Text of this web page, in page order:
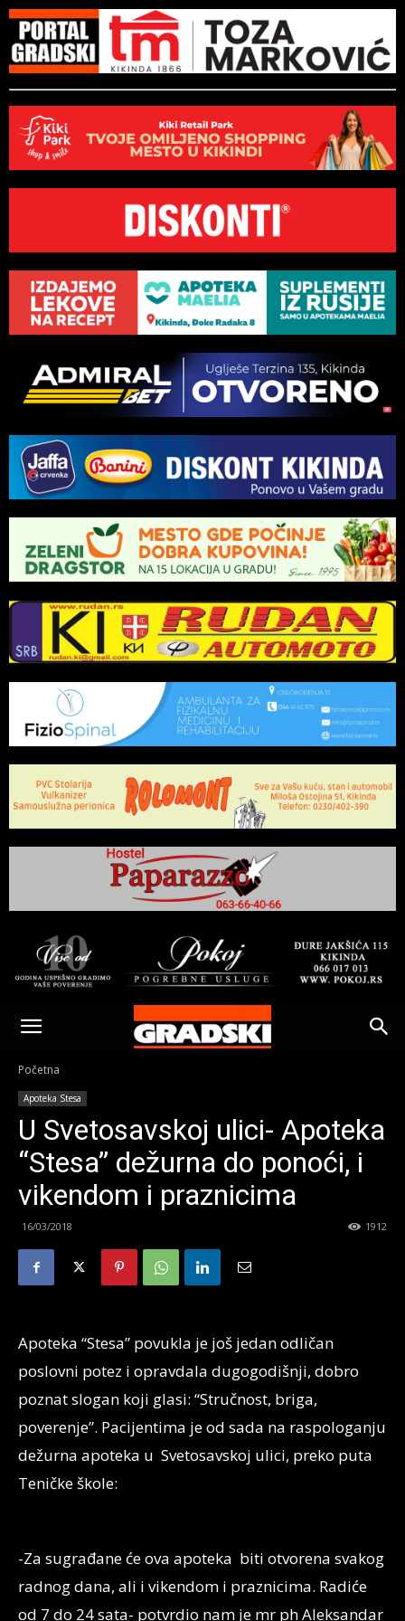
Gradski
Online
Kikinda
Početna
Apoteka Stesa
U Svetosavskoj ulici- Apoteka
“Stesa” dežurna do ponoći, i
vikendom i praznicima
16/03/2018 1912
Apoteka “Stesa” povukla je još jedan odličan
poslovni potez i opravdala dugogodišnji, dobro
poznat slogan koji glasi: “Stručnost, briga,
poverenje”. Pacijentima je od sada na raspologanju
dežurna apoteka u Svetosavskoj ulici, preko puta
Teničke škole:
-Za sugrađane će ova apoteka biti otvorena svakog
radnog dana, ali i vikendom i praznicima. Radiće
od 7 do 24 sata- potvrdio nam je mr ph Aleksandar